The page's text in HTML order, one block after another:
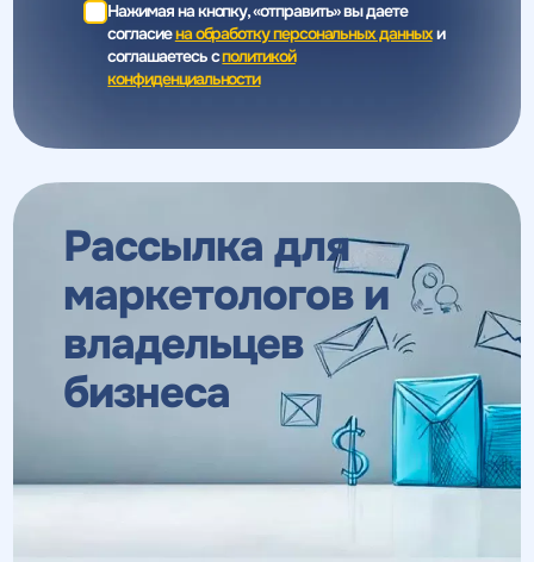
Нажимая на кнопку, «отправить» вы даете
согласиена обработку персональных данныхи
соглашаетесь cполитикой
конфиденциальности
Рассылка для
маркетологови
владельцев
бизнеса